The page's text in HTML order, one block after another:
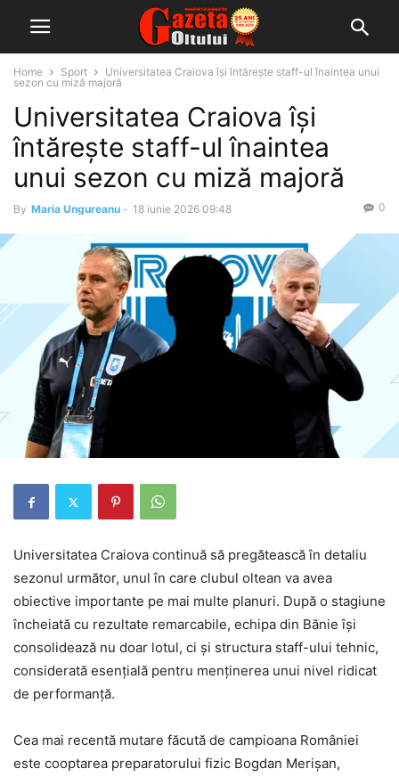
Home Sport
Universitatea Craiova își întărește staff-ul înaintea unui
sezon cu miză majoră
Universitatea Craiova își
întărește staff-ul înaintea
unui sezon cu miză majoră
By Maria Ungureanu - 18 iunie 2026 09:48 0
Universitatea Craiova continuă să pregătească în detaliu
sezonul următor, unul în care clubul oltean va avea
obiective importante pe mai multe planuri. După o stagiune
încheiată cu rezultate remarcabile, echipa din Bănie își
consolidează nu doar lotul, ci și structura staff-ului tehnic,
considerată esențială pentru menținerea unui nivel ridicat
de performanță.
Cea mai recentă mutare făcută de campioana României
este cooptarea preparatorului fizic Bogdan Merișan,